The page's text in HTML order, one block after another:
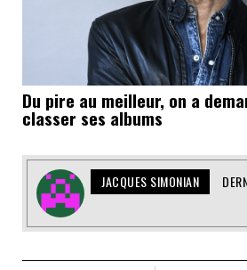
Du pire au meilleur, on a
classer ses albums
JACQUES SIMONIAN